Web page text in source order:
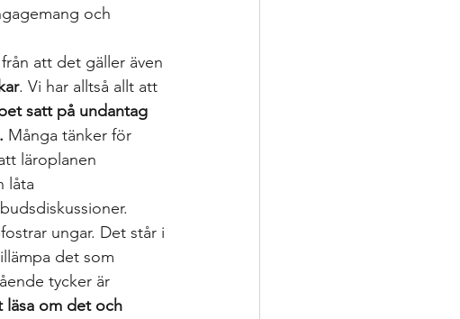
och
att det gäller även
. Vi har alltså allt att
satt på undantag
Många tänker för
läroplanen
låta
ungar. Det står i
det som
tycker är
läsa om det och